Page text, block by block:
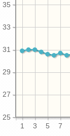
1 3 5 7
25
27
29
31
33
35